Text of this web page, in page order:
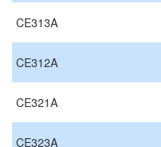
CE313A
CE312A
CE321A
CE323A